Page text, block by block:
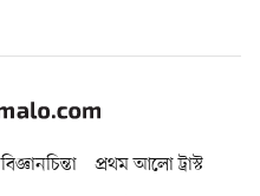
বিজ্ঞানচিন্তা
প্রথম আলো ট্রাস্ট